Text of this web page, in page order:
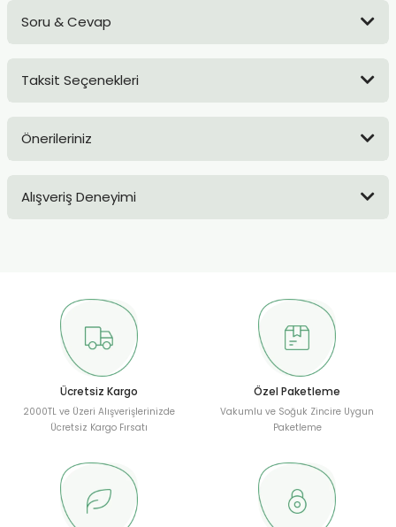
Soru & Cevap
Taksit Seçenekleri
Önerileriniz
konularda yetersiz gördüğünüz noktaları öneri formunu
Ürün açıklamasında eksik bilgiler bulunuyor.
Ürün bilgilerinde hatalar bulunuyor.
Ürün fiyatı diğer sitelerden daha pahalı.
Bu ürüne benzer farklı alternatifler olmalı.
Alışveriş Deneyimi
Ücretsiz Kargo
2000TL ve Üzeri Alışverişlerinizde
Ücretsiz Kargo Fırsatı
Özel Paketleme
Vakumlu ve Soğuk Zincire Uygun
Paketleme